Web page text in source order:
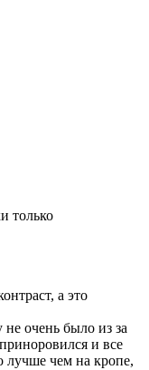
только
а это
очень было из за
и все
лучше чем на кропе,